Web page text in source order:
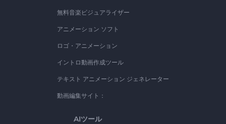
無料音楽ビジュアライザー
アニメーション ソフト
ロゴ・アニメーション
イントロ動画作成ツール
テキスト アニメーション ジェネレーター
動画編集サイト：
AIツール